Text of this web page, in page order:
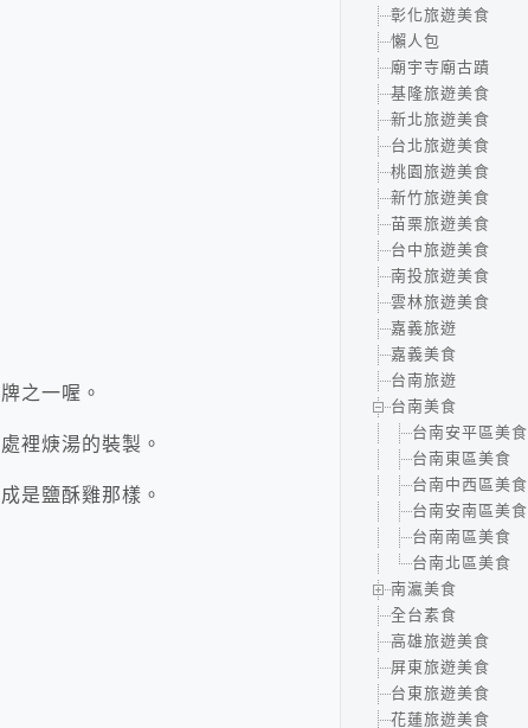
之一喔。
裡焿湯的裝製。
是鹽酥雞那樣。
彰化旅遊美食
懶人包
廟宇寺廟古蹟
基隆旅遊美食
新北旅遊美食
台北旅遊美食
桃園旅遊美食
新竹旅遊美食
苗栗旅遊美食
台中旅遊美食
南投旅遊美食
雲林旅遊美食
嘉義旅遊
嘉義美食
台南旅遊
台南美食
台南安平區美食
台南東區美食
台南中西區美食
台南安南區美食
台南南區美食
台南北區美食
南瀛美食
全台素食
高雄旅遊美食
屏東旅遊美食
台東旅遊美食
花蓮旅遊美食